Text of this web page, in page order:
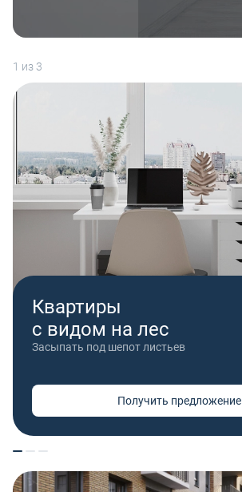
1 из 3
Квартиры
с видом на лес
Засыпать под шепот листьев
Получить предложение